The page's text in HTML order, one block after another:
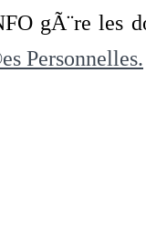
gÃ¨re les
Personnelles.